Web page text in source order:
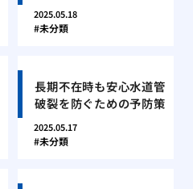
2025.05.18
未分類
長期不在時も安心水道管
破裂を防ぐための予防策
2025.05.17
未分類